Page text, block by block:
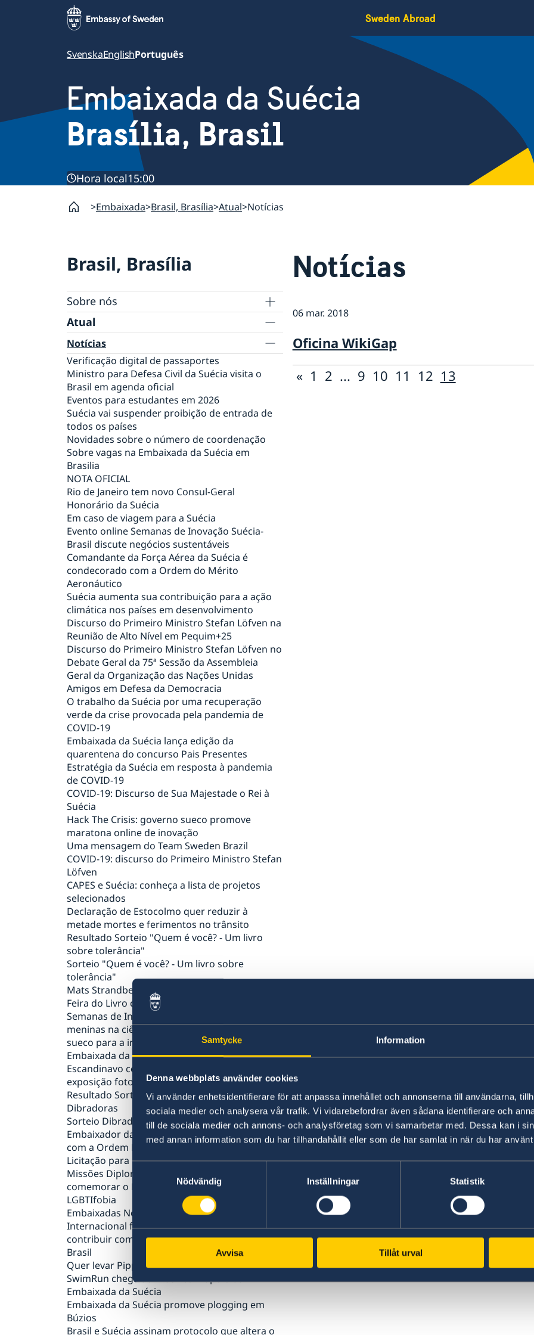
Samtycke Information
Denna webbplats använder cookies
Vi använder enhetsidentifierare för att anpassa innehållet och annonserna till användarna,
sociala medier och analysera vår trafik. Vi vidarebefordrar även sådana identifierare och
till de sociala medier och annons- och analysföretag som vi samarbetar med. Dessa kan i
med annan information som du har tillhandahållit eller som de har samlat in när du har
Nödvändig
Inställningar Statistik
Avvisa Tillåt urval
Sweden Abroad
SvenskaEnglishPortuguês
Embaixada da Suécia
Brasília, Brasil
Hora local15:00
Embaixada Brasil, Brasília Atual Notícias
Brasil, Brasília
Sobre nós
Equipe da embaixada
Tratamento de dados pessoais na embaixada
da Suécia em Brasília
Atual
Notícias
Verificação digital de passaportes
Ministro para Defesa Civil da Suécia visita o
Brasil em agenda oficial
Eventos para estudantes em 2026
Suécia vai suspender proibição de entrada de
todos os países
Novidades sobre o número de coordenação
Sobre vagas na Embaixada da Suécia em
Brasilia
NOTA OFICIAL
Rio de Janeiro tem novo Consul-Geral
Honorário da Suécia
Em caso de viagem para a Suécia
Evento online Semanas de Inovação Suécia-
Brasil discute negócios sustentáveis
Comandante da Força Aérea da Suécia é
condecorado com a Ordem do Mérito
Aeronáutico
Suécia aumenta sua contribuição para a ação
climática nos países em desenvolvimento
Discurso do Primeiro Ministro Stefan Löfven na
Reunião de Alto Nível em Pequim+25
Discurso do Primeiro Ministro Stefan Löfven no
Debate Geral da 75ª Sessão da Assembleia
Geral da Organização das Nações Unidas
Amigos em Defesa da Democracia
O trabalho da Suécia por uma recuperação
verde da crise provocada pela pandemia de
COVID-19
Embaixada da Suécia lança edição da
quarentena do concurso Pais Presentes
Estratégia da Suécia em resposta à pandemia
de COVID-19
COVID-19: Discurso de Sua Majestade o Rei à
Suécia
Hack The Crisis: governo sueco promove
maratona online de inovação
Uma mensagem do Team Sweden Brazil
COVID-19: discurso do Primeiro Ministro Stefan
Löfven
CAPES e Suécia: conheça a lista de projetos
selecionados
Declaração de Estocolmo quer reduzir à
metade mortes e ferimentos no trânsito
Resultado Sorteio "Quem é você? - Um livro
sobre tolerância"
Sorteio "Quem é você? - Um livro sobre
tolerância"
Mats Strandberg é um dos destaques da 65ª
Feira do Livro de Porto Alegre
Semanas de Inovação 2019: sustentabilidade,
meninas na ciência e aeronáutica dão sotaque
sueco para a inovação
Embaixada da Suécia e Restaurante O
Escandinavo celebram o Dia dos Pais com
exposição fotográfica
Resultado Sorteio Embaixada da Suécia-
Dibradoras
Sorteio Dibradoras
Embaixador da Suécia no Brasil é condecorado
com a Ordem Nacional do Cruzeiro do Sul
Licitação para Evento
Missões Diplomáticas em Brasília se unem para
comemorar o Dia Internacional Contra a
LGBTIfobia
Embaixadas Nórdicas e Transparência
Internacional formalizam parceria para
contribuir com o combate à corrupção no
Brasil
Quer levar Pippi Meialonga para a sua escola?
SwimRun chega ao Brasil com apoio da
Embaixada da Suécia
Embaixada da Suécia promove plogging em
Búzios
Brasil e Suécia assinam protocolo que altera o
Notícias
06 mar. 2018
Oficina WikiGap
« 1 2 ... 9 10 11 12 13